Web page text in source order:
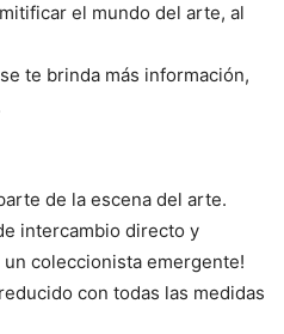
el mundo del arte, al
te brinda más información,
de la escena del arte.
intercambio directo y
coleccionista emergente!
con todas las medidas